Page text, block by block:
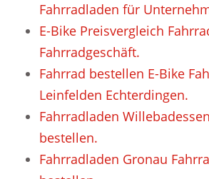
Fahrradladen für
E-Bike Preisvergleich
Fahrradgeschäft.
Fahrrad bestellen E-Bike
Leinfelden Echterdingen.
Fahrradladen
bestellen.
Fahrradladen Gronau